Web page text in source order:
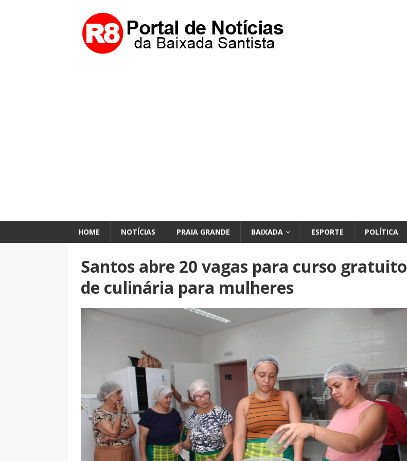
HOME NOTÍCIAS PRAIA GRANDE BAIXADA ESPORTE POLÍTICA
Santos abre 20 vagas para curso gratuito
de culinária para mulheres